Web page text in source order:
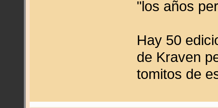
"los años
Hay 50
de Kraven
tomitos de